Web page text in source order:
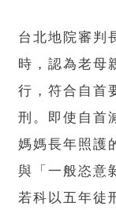
台北地院審判
時，認為老母
行，符合自首
刑。即使自首
媽媽長年照護
與「一般恣意
若科以五年徒